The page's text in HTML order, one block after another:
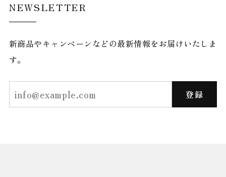
NEWSLETTER
新商品やキャンペーンなどの最新情報をお届けいたしま
す。
登録